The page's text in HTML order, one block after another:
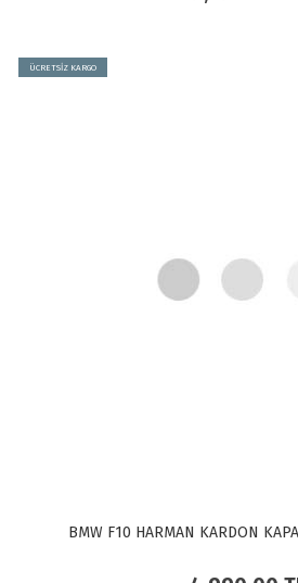
ÜCRETSİZ KARGO
BMW F10 HARMAN KARDON